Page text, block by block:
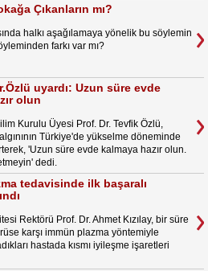
Çıkanların mı?
halkı aşağılamaya yönelik bu söylemin
farkı var mı?
uyardı: Uzun süre evde
olun
Kurulu Üyesi Prof. Dr. Tevfik Özlü,
Türkiye'de yükselme döneminde
'Uzun süre evde kalmaya hazır olun.
dedi.
tedavisinde ilk başaralı
Rektörü Prof. Dr. Ahmet Kızılay, bir süre
karşı immün plazma yöntemiyle
hastada kısmı iyileşme işaretleri